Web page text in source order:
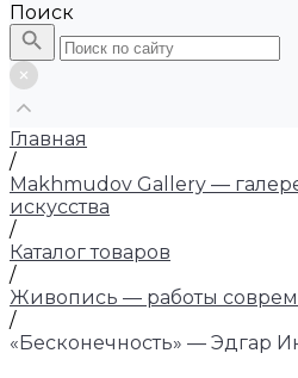
Поиск
Главная
/
Makhmudov Gallery —
искусства
/
Каталог товаров
/
Живопись — работы
/
«Бесконечность» — Эдгар